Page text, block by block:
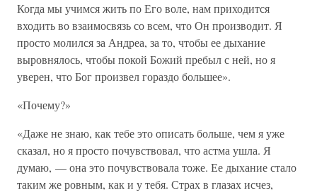
Когда мы учимся жить по Его воле, нам приходится
входить во взаимосвязь со всем, что Он производит. Я
просто молился за Андреа, за то, чтобы ее дыхание
выровнялось, чтобы покой Божий пребыл с ней, но я
уверен, что Бог произвел гораздо большее».
«Почему?»
«Даже не знаю, как тебе это описать больше, чем я уже
сказал, но я просто почувствовал, что астма ушла. Я
думаю, — она это почувствовала тоже. Ее дыхание стало
таким же ровным, как и у тебя. Страх в глазах исчез,